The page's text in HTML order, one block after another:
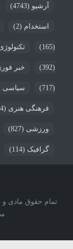
آرشیو (4743)
استخدام (2)
(165)
(392) خبر
(717) سیاسی
فرهنگی هنری (484)
ورزشی (827)
گرافیک (114)
تمام حقوق مادی و